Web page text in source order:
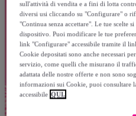
sull'attività di vendita e a fini di lotta
diversi usi cliccando su "Configurare" o
"Continua senza accettare". Le tue scelte
dispositivo. Puoi modificare le tue
link "Configurare" accessibile tramite il
Cookie depositati sono anche necessari
servizio, come quelli che misurano il
adattata delle nostre offerte e non sono
informazioni sui Cookie, puoi consultare
accessibile QUI.